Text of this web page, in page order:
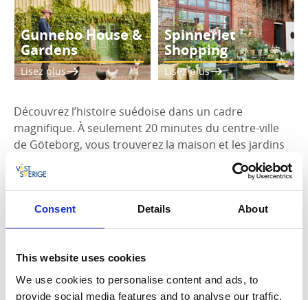
Consent Details About
This website uses cookies
We use cookies to personalise content and ads, to
provide social media features and to analyse our traffic.
Gunnebo House &
Gardens
Lisez plus
Spinneriet
Shopping
Lisez plus
Découvrez l’histoire suédoise dans un cadre
magnifique. À seulement 20 minutes du centre-ville
de Göteborg, vous trouverez la maison et les jardins
de
, l’un des domaines du XVIIIe siècle les
mieux conservés de Scandinavie. Grâce à des visites
guidées et à des événements organisés tout au long
de l’année, les visiteurs peuvent s’immerger dans le
style de vie opulent du riche marchand John Hall et de
assurez-vous de trouver du temps pour le
déjeuner ou le Fika suédois au
restaurant de